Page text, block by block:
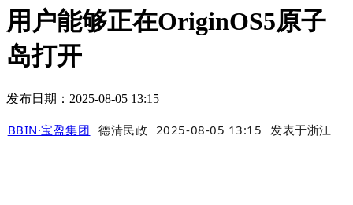
用户能够正在OriginOS5原子
岛打开
发布日期：2025-08-05 13:15
BBIN·宝盈集团 德清民政 2025-08-05 13:15 发表于浙江